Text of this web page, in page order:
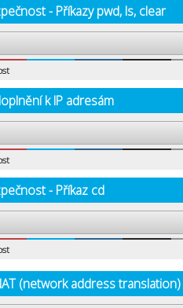
- Příkazy pwd, ls, clear
k IP adresám
- Příkaz cd
(network address translation)